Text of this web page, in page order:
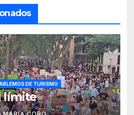
DE TURISMO
límite